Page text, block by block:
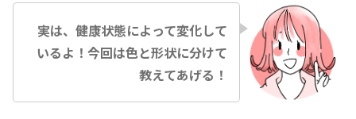
実は、健康状態によって変化して
いるよ！今回は色と形状に分けて
教えてあげる！